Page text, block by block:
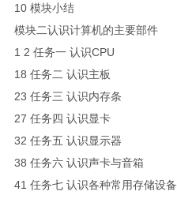
10 模块小结
模块二认识计算机的主要部件
1 2 任务一 认识CPU
18 任务二 认识主板
23 任务三 认识内存条
27 任务四 认识显卡
32 任务五 认识显示器
38 任务六 认识声卡与音箱
41 任务七 认识各种常用存储设备